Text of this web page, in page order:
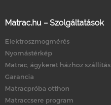
Matrac.hu – Szolgáltatások
Elektroszmogmérés
Nyomástérkép
Matrac, ágykeret házhoz szállítás
Garancia
Matracpróba otthon
Matraccsere program